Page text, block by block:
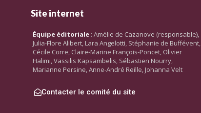
Site internet
Équipe éditoriale : Amélie de Cazanove (responsable),
Julia-Flore Alibert, Lara Angelotti, Stéphanie de Buffévent,
Cécile Corre, Claire-Marine François-Poncet, Olivier
Halimi, Vassilis Kapsambelis, Sébastien Nourry,
Marianne Persine, Anne-André Reille, Johanna Velt
Contacter le comité du site